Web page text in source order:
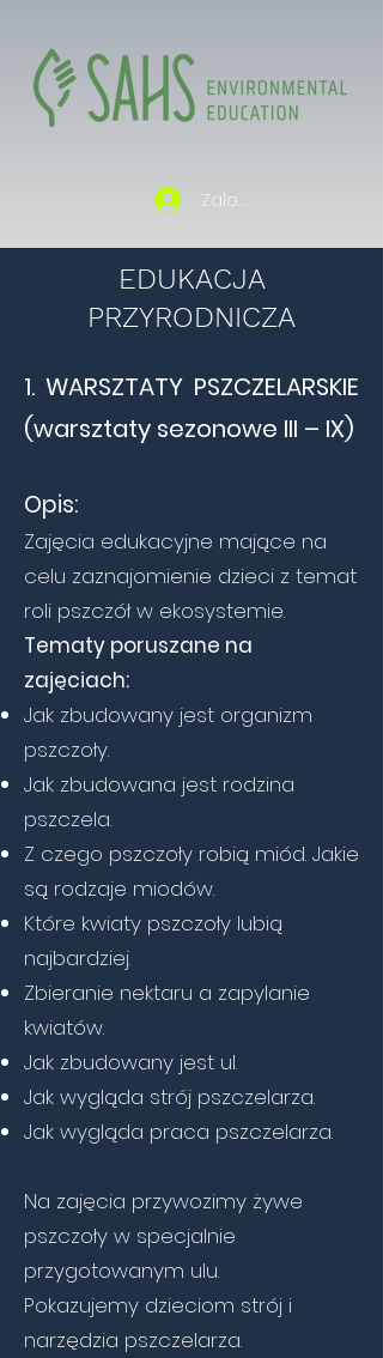
Zaloguj się
EDUKACJA
PRZYRODNICZA
1. WARSZTATY PSZCZELARSKIE
(warsztaty sezonowe III – IX)
Opis:
Zajęcia edukacyjne mające na
celu zaznajomienie dzieci z temat
roli pszczół w ekosystemie.
Tematy poruszane na
zajęciach:
Jak zbudowany jest organizm
pszczoły.
Jak zbudowana jest rodzina
pszczela.
Z czego pszczoły robią miód. Jakie
są rodzaje miodów.
Które kwiaty pszczoły lubią
najbardziej.
Zbieranie nektaru a zapylanie
kwiatów.
Jak zbudowany jest ul.
Jak wygląda strój pszczelarza.
Jak wygląda praca pszczelarza.
Na zajęcia przywozimy żywe
pszczoły w specjalnie
przygotowanym ulu.
Pokazujemy dzieciom strój i
narzędzia pszczelarza.